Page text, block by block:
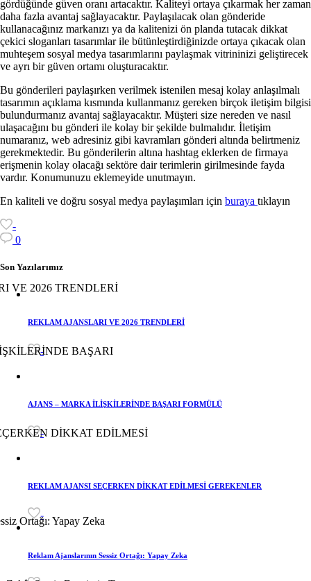
gördüğünde güven oranı artacaktır. Kaliteyi ortaya çıkarmak her zaman
daha fazla avantaj sağlayacaktır. Paylaşılacak olan gönderide
kullanacağınız markanızı ya da kalitenizi ön planda tutacak dikkat
çekici sloganları tasarımlar ile bütünleştirdiğinizde ortaya çıkacak olan
muhteşem sosyal medya tasarımlarını paylaşmak vitrininizi geliştirecek
ve ayrı bir güven ortamı oluşturacaktır.
Bu gönderileri paylaşırken verilmek istenilen mesaj kolay anlaşılmalı
tasarımın açıklama kısmında kullanmanız gereken birçok iletişim bilgisi
bulundurmanız avantaj sağlayacaktır. Müşteri size nereden ve nasıl
ulaşacağını bu gönderi ile kolay bir şekilde bulmalıdır. İletişim
numaranız, web adresiniz gibi kavramları gönderi altında belirtmeniz
gerekmektedir. Bu gönderilerin altına hashtag eklerken de firmaya
erişmenin kolay olacağı sektöre dair terimlerin girilmesinde fayda
vardır. Konumunuzu eklemeyide unutmayın.
En kaliteli ve doğru sosyal medya paylaşımları için buraya tıklayın
-
0
Son Yazılarımız
REKLAM AJANSLARI VE 2026 TRENDLERİ
-
AJANS – MARKA İLİŞKİLERİNDE BAŞARI FORMÜLÜ
-
REKLAM AJANSI SEÇERKEN DİKKAT EDİLMESİ GEREKENLER
-
Reklam Ajanslarının Sessiz Ortağı: Yapay Zeka